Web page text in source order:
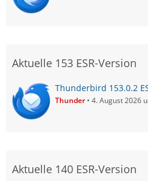
Aktuelle 153 ESR-Version
Thunderbird 153.0.2
Thunder 4. August 2026
Aktuelle 140 ESR-Version